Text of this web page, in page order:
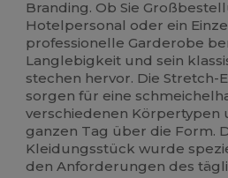
Branding. Ob Sie
Hotelpersonal oder ein
professionelle Garderobe
Langlebigkeit und sein
stechen hervor. Die Stretch-
sorgen für eine
verschiedenen Körpertypen
ganzen Tag über die Form.
Kleidungsstück wurde
den Anforderungen des